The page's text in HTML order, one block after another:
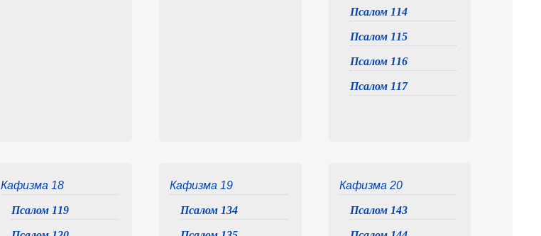
Псалом 114
Псалом 115
Псалом 116
Псалом 117
Кафизма 18
Псалом 119
Кафизма 19
Псалом 134
Кафизма 20
Псалом 143